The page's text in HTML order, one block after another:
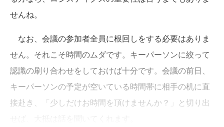
せんね。
なお、会議の参加者全員に根回しをする必要はありま
せん。それこそ時間のムダです。キーパーソンに絞って
認識の刷り合わせをしておけば十分です。会議の前日、
キーパーソンの予定が空いている時間帯に相手の机に直
接赴き、「少しだけお時間を頂けませんか？」と切り出